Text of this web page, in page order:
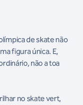
de skate não
figura única. E,
não a toa
no skate vert,